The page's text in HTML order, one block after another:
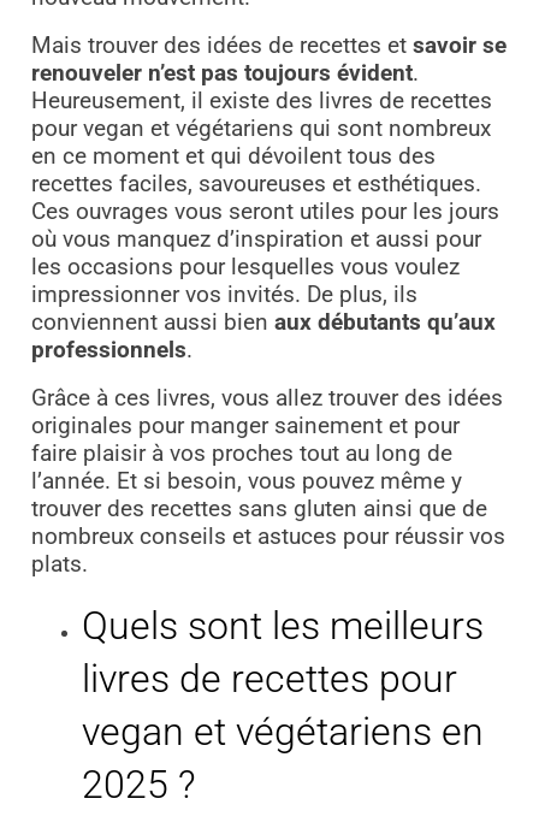
Mais trouver des idées de recettes et savoir se
renouveler n’est pas toujours évident.
Heureusement, il existe des livres de recettes
pour vegan et végétariens qui sont nombreux
en ce moment et qui dévoilent tous des
recettes faciles, savoureuses et esthétiques.
Ces ouvrages vous seront utiles pour les jours
où vous manquez d’inspiration et aussi pour
les occasions pour lesquelles vous voulez
impressionner vos invités. De plus, ils
conviennent aussi bien aux débutants qu’aux
professionnels.
Grâce à ces livres, vous allez trouver des idées
originales pour manger sainement et pour
faire plaisir à vos proches tout au long de
l’année. Et si besoin, vous pouvez même y
trouver des recettes sans gluten ainsi que de
nombreux conseils et astuces pour réussir vos
plats.
Quels sont les meilleurs
livres de recettes pour
vegan et végétariens en
2025 ?